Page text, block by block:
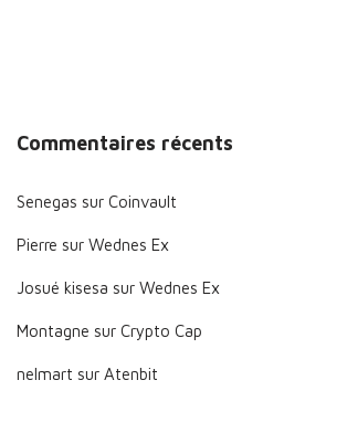
Commentaires récents
Senegas sur Coinvault
Pierre sur Wednes Ex
Josué kisesa sur Wednes Ex
Montagne sur Crypto Cap
nelmart sur Atenbit